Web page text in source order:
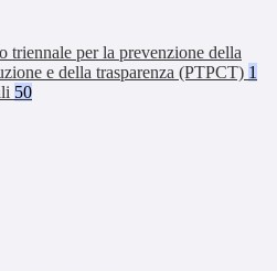
triennale per la prevenzione della
e della trasparenza (PTPCT) 1
50